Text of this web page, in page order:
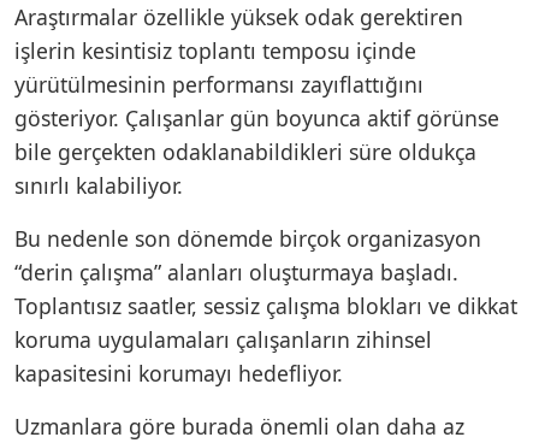
Araştırmalar özellikle yüksek odak gerektiren
işlerin kesintisiz toplantı temposu içinde
yürütülmesinin performansı zayıflattığını
gösteriyor. Çalışanlar gün boyunca aktif görünse
bile gerçekten odaklanabildikleri süre oldukça
sınırlı kalabiliyor.
Bu nedenle son dönemde birçok organizasyon
“derin çalışma” alanları oluşturmaya başladı.
Toplantısız saatler, sessiz çalışma blokları ve dikkat
koruma uygulamaları çalışanların zihinsel
kapasitesini korumayı hedefliyor.
Uzmanlara göre burada önemli olan daha az